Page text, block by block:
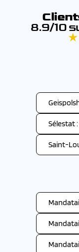
8.9/10
Sélestat :
Saint-